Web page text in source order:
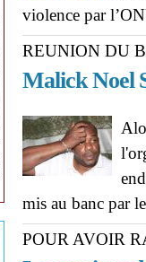
violence par
REUNION DU
Malick Noel
mis au banc par
POUR AVOIR